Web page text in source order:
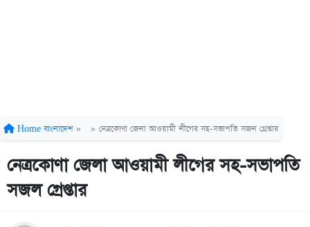
Home বাংলাদেশ » » নেত্রকোণা জেলা আওয়ামী লীগের সহ-সভাপতি সজল গ্রেপ্তার
নেত্রকোণা জেলা আওয়ামী লীগের সহ-সভাপতি
সজল গ্রেপ্তার